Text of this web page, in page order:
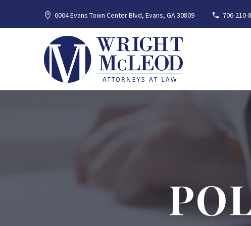
6004 Evans Town Center Blvd, Evans, GA 30809 706-210-